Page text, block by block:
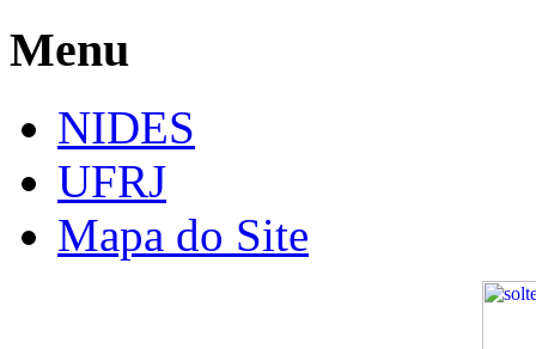
Menu
NIDES
UFRJ
Mapa do Site